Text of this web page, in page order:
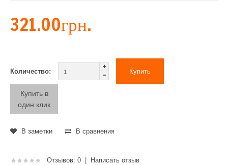
321.00грн.
Количество:
Купить в
один клик
В заметки В сравнения
Отзывов: 0 | Написать отзыв